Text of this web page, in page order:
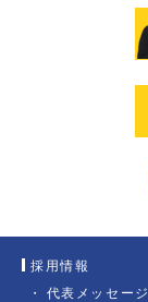
採用情報
代表メッセージ